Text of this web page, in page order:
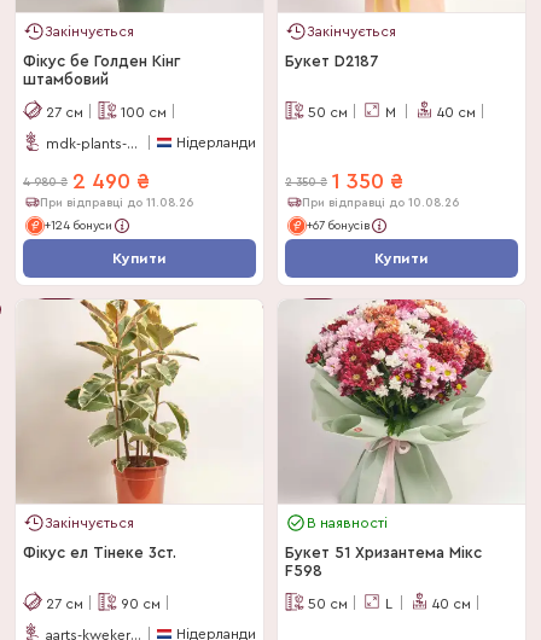
Закінчується
Фікус бе Голден Кінг
штамбовий
27 см 100 см
mdk-plants-and-decorations Нідерланди
4 980 ₴ 2 490 ₴
При відправці до 11.08.26
+124 бонуси
Купити
Закінчується
Букет D2187
50 см M 40 см
2 350 ₴ 1 350 ₴
При відправці до 10.08.26
+67 бонусів
Купити
-43%
Закінчується
Фікус ел Тінеке 3ст.
27 см 90 см
aarts-kwekerijen Нідерланди
В наявності
Букет 51 Хризантема Мікс
F598
50 см L 40 см